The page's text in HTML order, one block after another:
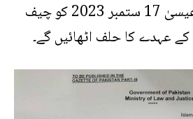
جسٹس قاضی فائز عیسیٰ 17 ستمبر 2023 کو چیف
عہدے کا حلف اٹھائیں گے۔